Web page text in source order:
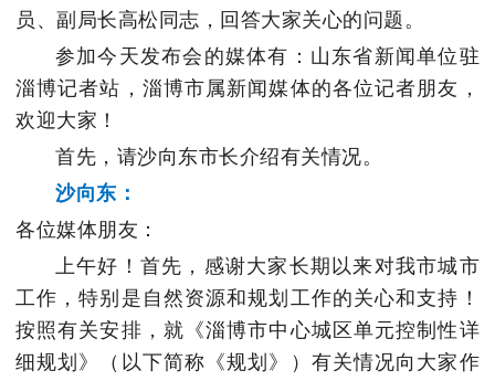
员、副局长高松同志，回答大家关心的问题。
参加今天发布会的媒体有：山东省新闻单位驻
淄博记者站，淄博市属新闻媒体的各位记者朋友，
欢迎大家！
首先，请沙向东市长介绍有关情况。
沙向东：
各位媒体朋友：
上午好！首先，感谢大家长期以来对我市城市
工作，特别是自然资源和规划工作的关心和支持！
按照有关安排，就《淄博市中心城区单元控制性详
细规划》（以下简称《规划》）有关情况向大家作